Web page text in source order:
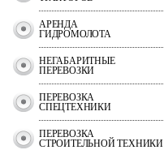
АРЕНДА
ГИДРОМОЛОТА
НЕГАБАРИТНЫЕ
ПЕРЕВОЗКИ
ПЕРЕВОЗКА
СПЕЦТЕХНИКИ
ПЕРЕВОЗКА
СТРОИТЕЛЬНОЙ ТЕХНИКИ